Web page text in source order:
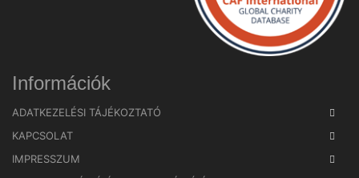
Információk
ADATKEZELÉSI TÁJÉKOZTATÓ
KAPCSOLAT
IMPRESSZUM